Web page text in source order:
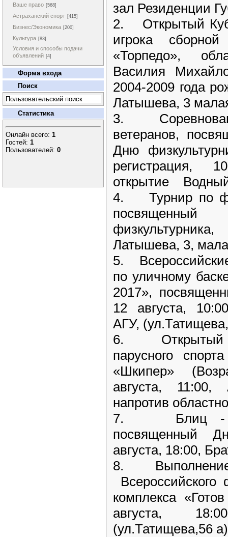
Ваше право [568]
Астраханский спорт [415]
Бизнес/Экономика [200]
Культура [83]
Условия и способы подачи
объявлений [4]
Форма входа
Поиск
Пользовательский поиск
Статистика
Онлайн всего: 1
Гостей: 1
Пользователей: 0
зал Резиденции
2. Открытый
игрока
«Торпедо»,
Василия
2004-2009 года
Латышева, 3
3.
ветеранов,
Дню
регистрация,
открытие
4. Турнир по
посвященный
Латышева, 3,
5.
по уличному
2017»,
12 августа,
АГУ,
6. Открытый
парусного
«Шкипер»
августа, 11:00,
напротив
7. Блиц -
посвященный
августа, 18:00,
8. Выполнение
Всероссийского
комплекса
августа,
(ул.Татищева,56 а)